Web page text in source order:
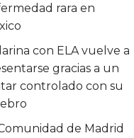
rara en
con ELA vuelve a
gracias a un
controlado con su
de Madrid